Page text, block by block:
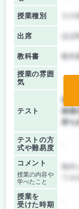
授業種別 その
出席 ほぼ
教科書 教科
授業の雰囲
気
テスト
前期/
後期/
持ち
テストの方
式や難易度
コメント
授業の内容や
学べたこと
海
ワ
授業を
受けた時期